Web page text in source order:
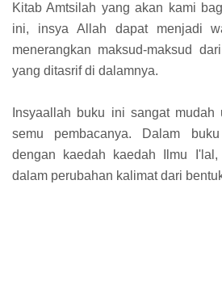
Kitab Amtsilah yang akan kami
ini, insya Allah dapat menjadi
menerangkan maksud-maksud
yang ditasrif di dalamnya.
Insyaallah buku ini sangat mudah
semu pembacanya. Dalam
dengan kaedah kaedah Ilmu
dalam perubahan kalimat dari